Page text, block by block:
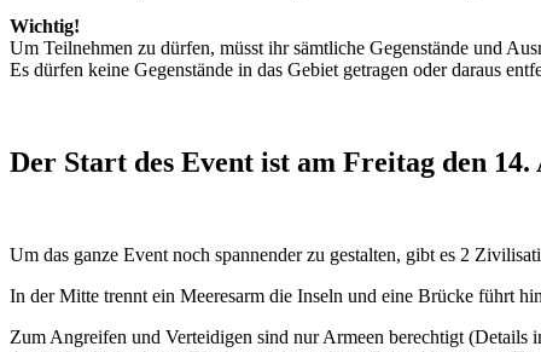
Wichtig!
Um Teilnehmen zu dürfen, müsst ihr sämtliche Gegenstände und
Es dürfen keine Gegenstände in das Gebiet getragen oder daraus
Der Start des Event ist am Freitag den 14.
Um das ganze Event noch spannender zu gestalten, gibt es 2
In der Mitte trennt ein Meeresarm die Inseln und eine Brücke führt
Zum Angreifen und Verteidigen sind nur Armeen berechtigt (Details